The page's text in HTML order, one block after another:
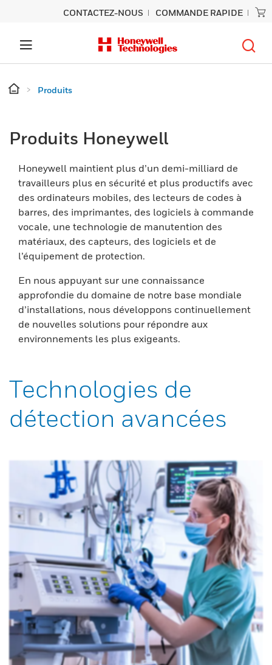
CONTACTEZ-NOUS COMMANDE RAPIDE
Produits
Produits Honeywell
Honeywell maintient plus d’un demi-milliard de
travailleurs plus en sécurité et plus productifs avec
des ordinateurs mobiles, des lecteurs de codes à
barres, des imprimantes, des logiciels à commande
vocale, une technologie de manutention des
matériaux, des capteurs, des logiciels et de
l’équipement de protection.
En nous appuyant sur une connaissance
approfondie du domaine de notre base mondiale
d’installations, nous développons continuellement
de nouvelles solutions pour répondre aux
environnements les plus exigeants.
Technologies de
détection avancées